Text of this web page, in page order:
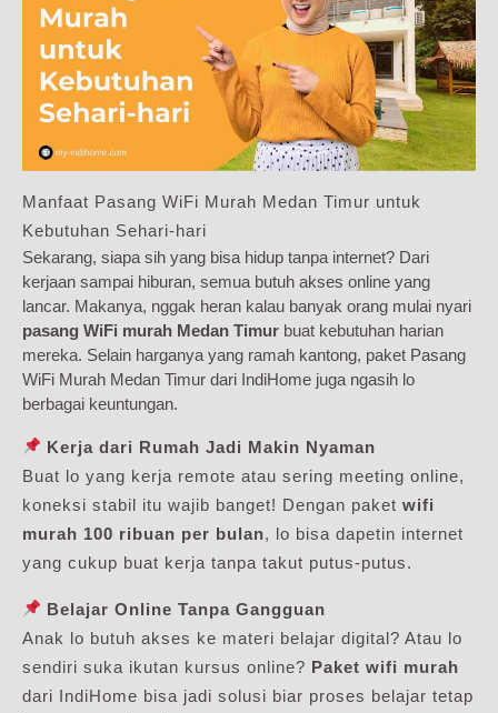
Manfaat Pasang WiFi Murah Medan Timur untuk
Kebutuhan Sehari-hari
Sekarang, siapa sih yang bisa hidup tanpa internet? Dari
kerjaan sampai hiburan, semua butuh akses online yang
lancar. Makanya, nggak heran kalau banyak orang mulai nyari
pasang WiFi murah Medan Timur buat kebutuhan harian
mereka. Selain harganya yang ramah kantong, paket Pasang
WiFi Murah Medan Timur dari IndiHome juga ngasih lo
berbagai keuntungan.
Kerja dari Rumah Jadi Makin Nyaman
Buat lo yang kerja remote atau sering meeting online,
koneksi stabil itu wajib banget! Dengan paket wifi
murah 100 ribuan per bulan, lo bisa dapetin internet
yang cukup buat kerja tanpa takut putus-putus.
Belajar Online Tanpa Gangguan
Anak lo butuh akses ke materi belajar digital? Atau lo
sendiri suka ikutan kursus online? Paket wifi murah
dari IndiHome bisa jadi solusi biar proses belajar tetap